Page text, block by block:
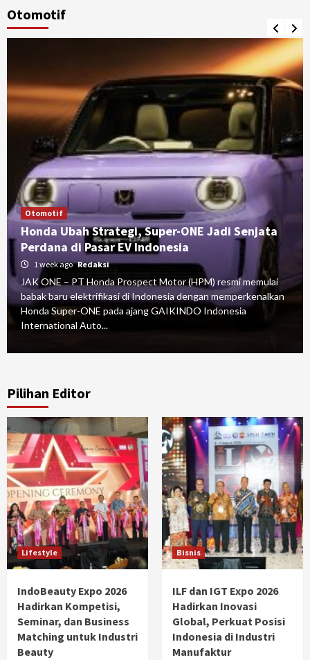
Otomotif
Otomotif
Honda Ubah Strategi, Super-ONE Jadi Senjata
Perdana di Pasar EV Indonesia
1 week ago Redaksi
JAK ONE – PT Honda Prospect Motor (HPM) resmi memulai
babak baru elektrifikasi di Indonesia dengan memperkenalkan
Honda Super-ONE pada ajang GAIKINDO Indonesia
International Auto...
Pilihan Editor
Lifestyle
IndoBeauty Expo 2026
Hadirkan Kompetisi,
Seminar, dan Business
Matching untuk Industri
Beauty
Bisnis
ILF dan IGT Expo 2026
Hadirkan Inovasi
Global, Perkuat Posisi
Indonesia di Industri
Manufaktur